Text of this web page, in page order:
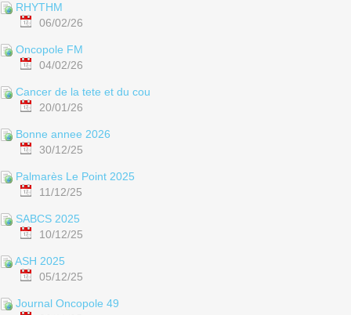
RHYTHM
06/02/26
Oncopole FM
04/02/26
Cancer de la tete et du cou
20/01/26
Bonne annee 2026
30/12/25
Palmarès Le Point 2025
11/12/25
SABCS 2025
10/12/25
ASH 2025
05/12/25
Journal Oncopole 49